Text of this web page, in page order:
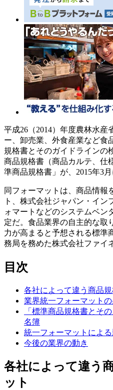
平成26（2014）年度農林水産
ー、卸売業、外食産業など食
規格書とそのガイドラインの
商品規格書（商品カルテ、仕
準商品規格書」が、2015年3月
同フォーマットは、商品情報
ト、株式会社ジャパン・イン
ォマートなどのシステムベン
定だ。食品業界の自主的な取
力が高まると予想される標準
務局を務めた株式会社ファイ
目次
各社によって違う商品
業界統一フォーマット
「標準商品規格書とそ
名簿
統一フォーマットによ
今後の業界の動き
各社によって違う
ット